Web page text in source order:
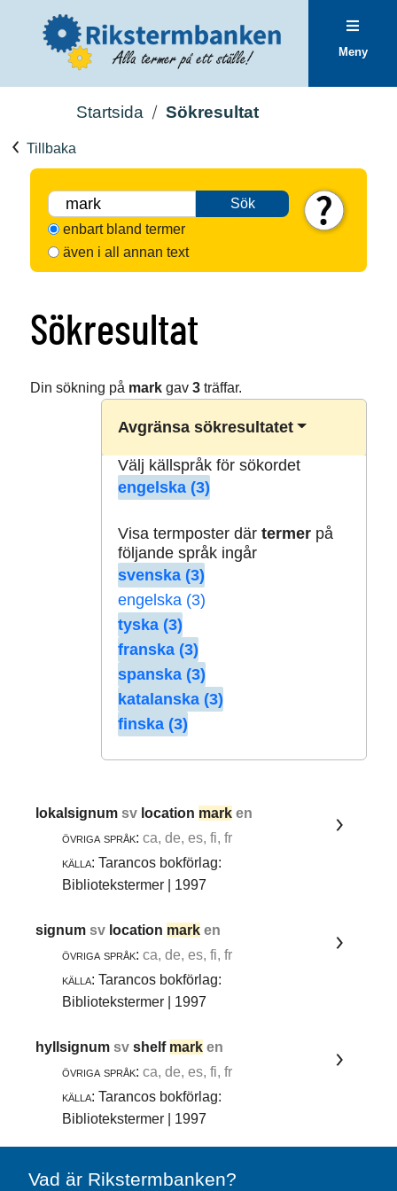
Meny
Startsida Sökresultat
Tillbaka
Sök
enbart bland termer
även i all annan text
Sökresultat
Din sökning på markgav 3träffar.
Avgränsa sökresultatet
Välj källspråk för sökordet
engelska (3)
Visa termposter där termerpå
följande språk ingår
svenska (3)
engelska (3)
tyska (3)
franska (3)
spanska (3)
katalanska (3)
finska (3)
lokalsignumsv location mark en
övriga språk: ca, de, es, fi, fr
källa: Tarancos bokförlag:
Bibliotekstermer | 1997
signumsv location mark en
övriga språk: ca, de, es, fi, fr
källa: Tarancos bokförlag:
Bibliotekstermer | 1997
hyllsignumsvshelf mark en
övriga språk: ca, de, es, fi, fr
källa: Tarancos bokförlag:
Bibliotekstermer | 1997
Vad är Rikstermbanken?